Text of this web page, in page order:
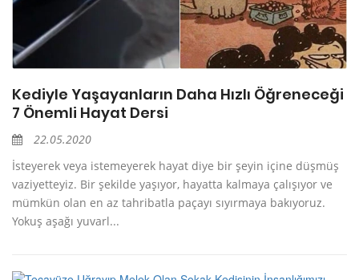
Kediyle Yaşayanların Daha Hızlı Öğreneceği
7 Önemli Hayat Dersi
22.05.2020
İsteyerek veya istemeyerek hayat diye bir şeyin içine düşmüş
vaziyetteyiz. Bir şekilde yaşıyor, hayatta kalmaya çalışıyor ve
mümkün olan en az tahribatla paçayı sıyırmaya bakıyoruz.
Yokuş aşağı yuvarl...